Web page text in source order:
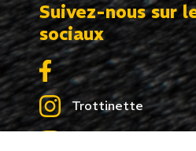
Suivez-nous sur
sociaux
Trottinette